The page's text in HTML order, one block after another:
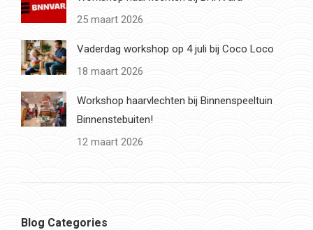
25 maart 2026
Vaderdag workshop op 4 juli bij Coco Loco
18 maart 2026
Workshop haarvlechten bij Binnenspeeltuin
Binnenstebuiten!
12 maart 2026
Blog Categories